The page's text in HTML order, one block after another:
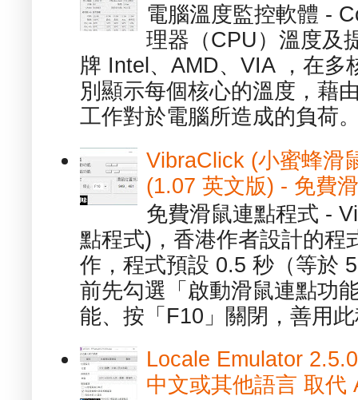
電腦溫度監控軟體 -
理器（CPU）溫度及
牌 Intel、AMD、VIA ，在多
別顯示每個核心的溫度，藉
工作對於電腦所造成的負荷
VibraClick (小蜜蜂滑
(1.07 英文版) - 免費
免費滑鼠連點程式 -
點程式)，香港作者設計的程
作，程式預設 0.5 秒（等於
前先勾選「啟動滑鼠連點功
能、按「F10」關閉，善用
Locale Emulator
中文或其他語言 取代